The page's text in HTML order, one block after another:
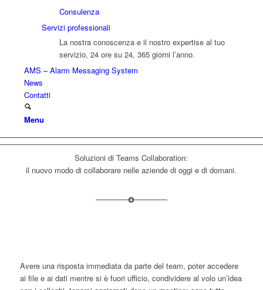
Consulenza
Servizi professionali
La nostra conoscenza e il nostro expertise al tuo
servizio, 24 ore su 24, 365 giorni l’anno.
AMS – Alarm Messaging System
News
Contatti
Menu
Soluzioni di Teams Collaboration:
il nuovo modo di collaborare nelle aziende di oggi e di domani.
Avere una risposta immediata da parte del team, poter accedere
ai file e ai dati mentre si è fuori ufficio, condividere al volo un’idea